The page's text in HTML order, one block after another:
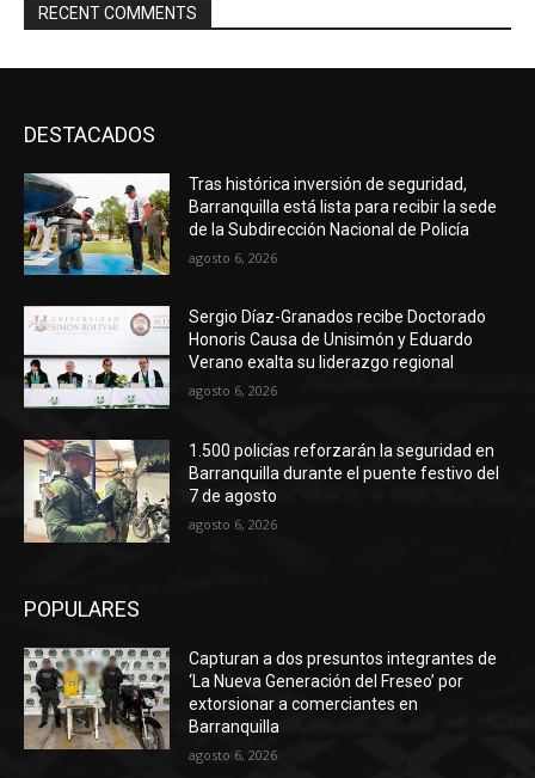
RECENT COMMENTS
DESTACADOS
Tras histórica inversión de seguridad,
Barranquilla está lista para recibir la sede
de la Subdirección Nacional de Policía
agosto 6, 2026
Sergio Díaz-Granados recibe Doctorado
Honoris Causa de Unisimón y Eduardo
Verano exalta su liderazgo regional
agosto 6, 2026
1.500 policías reforzarán la seguridad en
Barranquilla durante el puente festivo del
7 de agosto
agosto 6, 2026
POPULARES
Capturan a dos presuntos integrantes de
‘La Nueva Generación del Freseo’ por
extorsionar a comerciantes en
Barranquilla
agosto 6, 2026